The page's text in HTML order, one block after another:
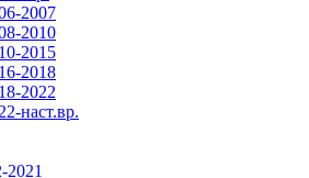
2007
2010
2015
2018
2022
наст.вр.
2021